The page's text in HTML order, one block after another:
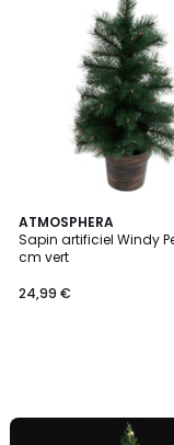
ATMOSPHERA
Sapin artificiel Windy
cm vert
24,99 €